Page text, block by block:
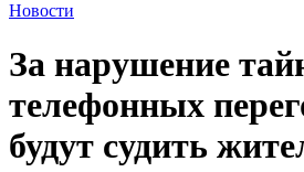
Новости
За нарушение
телефонных
будут судить